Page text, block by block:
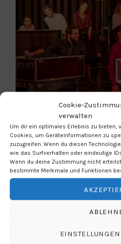
Cookie-
verwalten
Um dir ein optimales Erlebnis zu bieten,
Cookies, um Geräteinformationen zu
zuzugreifen. Wenn du diesen
wie das Surfverhalten oder eindeutige
Wenn du deine Zustimmung nicht
bestimmte Merkmale und Funktionen
WANN
25.11.2022
20:00 Uhr
ICS herunterladen